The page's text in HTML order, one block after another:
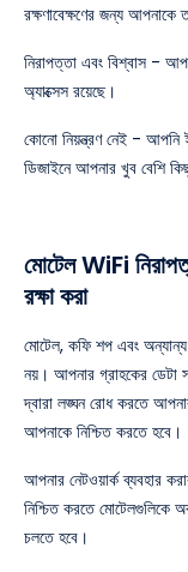
রক্ষণাবেক্ষণের জন্য আপনাকে
নিরাপত্তা এবং বিশ্বাস -
অ্যাক্সেস রয়েছে।
কোনো নিয়ন্ত্রণ নেই - আপনি
ডিজাইনে আপনার খুব বেশি
মোটেল WiFi
রক্ষা করা
মোটেল, কফি শপ এবং অন্যান্য
নয়। আপনার গ্রাহকের ডেটা
দ্বারা লঙ্ঘন রোধ করতে
আপনাকে নিশ্চিত করতে হবে।
আপনার নেটওয়ার্ক ব্যবহার
নিশ্চিত করতে মোটেলগুলিকে
চলতে হবে।